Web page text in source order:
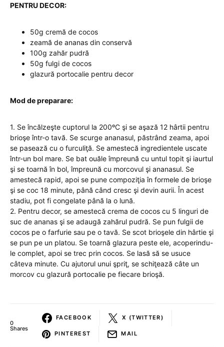
PENTRU DECOR:
50g cremă de cocos
zeamă de ananas din conservă
100g zahăr pudră
50g fulgi de cocos
glazură portocalie pentru decor
Mod de preparare:
1. Se încălzeşte cuptorul la 200ºC şi se aşază 12 hârtii pentru
brioşe într-o tavă. Se scurge ananasul, păstrând zeama, apoi
se pasează cu o furculiţă. Se amestecă ingredientele uscate
într-un bol mare. Se bat ouăle împreună cu untul topit şi iaurtul
şi se toarnă în bol, împreună cu morcovul şi ananasul. Se
amestecă rapid, apoi se pune compoziţia în formele de brioşe
şi se coc 18 minute, până când cresc şi devin aurii. În acest
stadiu, pot fi congelate până la o lună.
2. Pentru decor, se amestecă crema de cocos cu 5 linguri de
suc de ananas şi se adaugă zahărul pudră. Se pun fulgii de
cocos pe o farfurie sau pe o tavă. Se scot brioşele din hârtie şi
se pun pe un platou. Se toarnă glazura peste ele, acoperindu-
le complet, apoi se trec prin cocos. Se lasă să se usuce
câteva minute. Cu ajutorul unui şpriţ, se schiţează câte un
morcov cu glazură portocalie pe fiecare brioşă.
0
Shares
FACEBOOK X (TWITTER)
PINTEREST MAIL